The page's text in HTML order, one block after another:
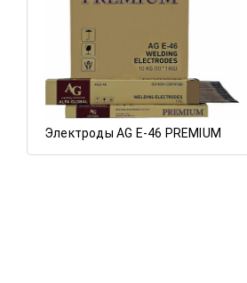
Электроды AG E-46 PREMIUM